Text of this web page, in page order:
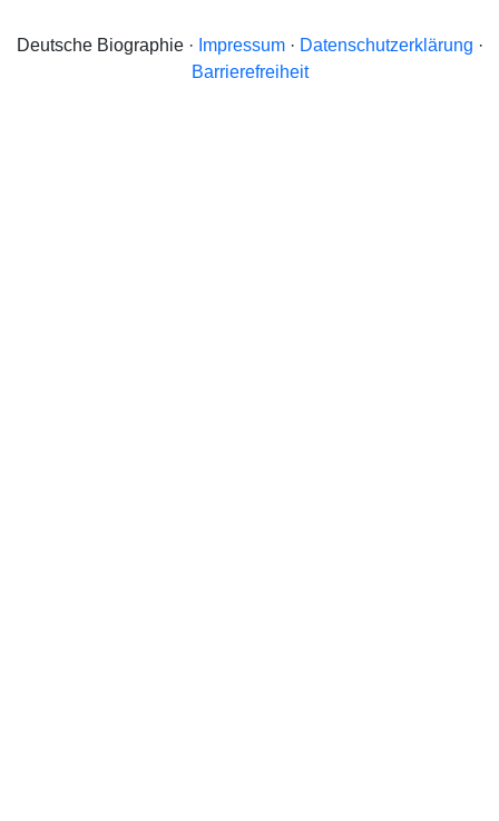
Deutsche Biographie · Impressum· Datenschutzerklärung ·
Barrierefreiheit